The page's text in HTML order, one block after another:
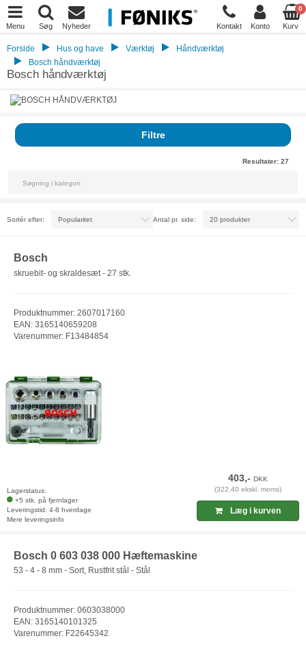
Menu Søg Nyheder Kontakt Konto
0
Kurv
Forside Hus og have Værktøj
Håndværktøj
Bosch håndværktøj
Bosch håndværktøj
Filtre
Resultater: 27
Sortér efter: Antal pr. side:
Bosch
skruebit- og skraldesæt - 27 stk.
Produktnummer: 2607017160
EAN: 3165140659208
Varenummer: F13484854
Lagerstatus:
+5 stk. på fjernlager
Leveringstid: 4-8 hverdage
Mere leveringsinfo
403,-DKK
(322,40 ekskl. moms)
Læg i kurven
Bosch 0 603 038 000 Hæftemaskine
53 - 4 - 8 mm - Sort, Rustfrit stål - Stål
Produktnummer: 0603038000
EAN: 3165140101325
Varenummer: F22645342